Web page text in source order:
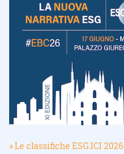
» Le classifiche ESG.ICI 2026